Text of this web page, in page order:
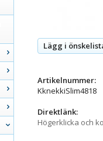
Lägg i
Artikelnummer:
KknekkiSlim4818
Direktlänk:
Högerklicka och